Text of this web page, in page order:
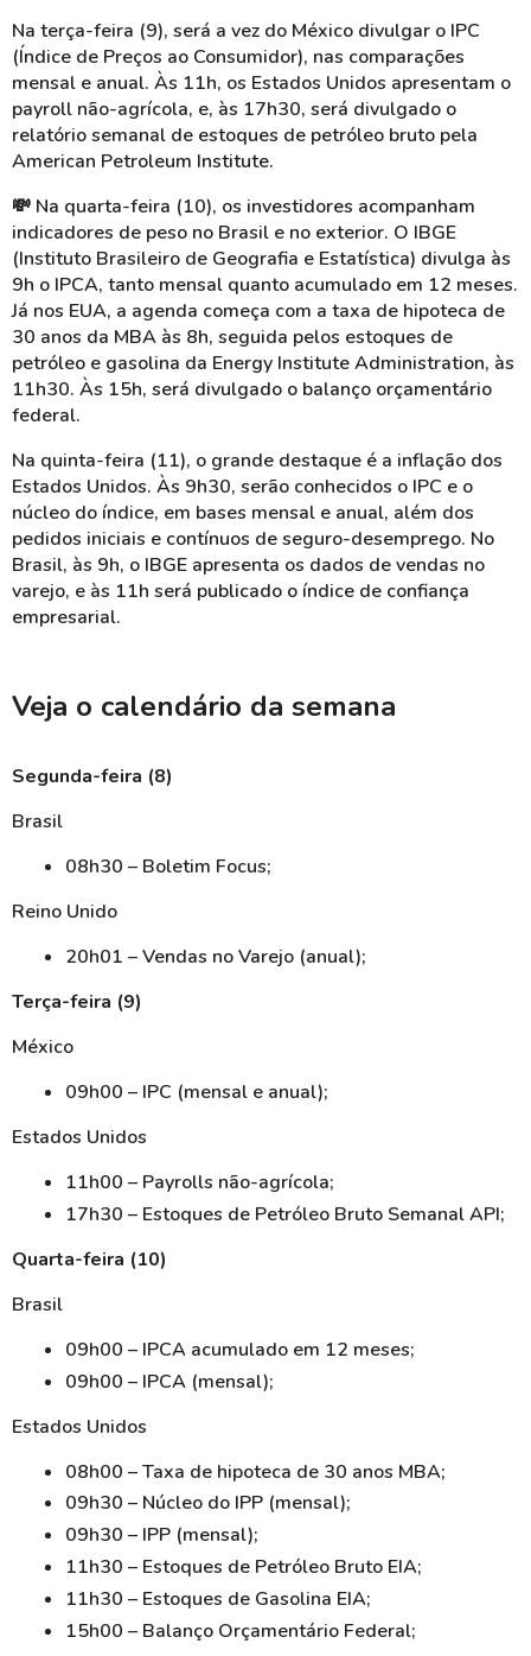
Na terça-feira (9), será a vez do México divulgar o IPC
(Índice de Preços ao Consumidor), nas comparações
mensal e anual. Às 11h, os Estados Unidos apresentam o
payroll não-agrícola, e, às 17h30, será divulgado o
relatório semanal de estoques de petróleo bruto pela
American Petroleum Institute.
💸 Na quarta-feira (10), os investidores acompanham
indicadores de peso no Brasil e no exterior. O IBGE
(Instituto Brasileiro de Geografia e Estatística) divulga às
9h o IPCA, tanto mensal quanto acumulado em 12 meses.
Já nos EUA, a agenda começa com a taxa de hipoteca de
30 anos da MBA às 8h, seguida pelos estoques de
petróleo e gasolina da Energy Institute Administration, às
11h30. Às 15h, será divulgado o balanço orçamentário
federal.
Na quinta-feira (11), o grande destaque é a inflação dos
Estados Unidos. Às 9h30, serão conhecidos o IPC e o
núcleo do índice, em bases mensal e anual, além dos
pedidos iniciais e contínuos de seguro-desemprego. No
Brasil, às 9h, o IBGE apresenta os dados de vendas no
varejo, e às 11h será publicado o índice de confiança
empresarial.
Veja o calendário da semana
Segunda-feira (8)
Brasil
08h30 – Boletim Focus;
Reino Unido
20h01 – Vendas no Varejo (anual);
Terça-feira (9)
México
09h00 – IPC (mensal e anual);
Estados Unidos
11h00 – Payrolls não-agrícola;
17h30 – Estoques de Petróleo Bruto Semanal API;
Quarta-feira (10)
Brasil
09h00 – IPCA acumulado em 12 meses;
09h00 – IPCA (mensal);
Estados Unidos
08h00 – Taxa de hipoteca de 30 anos MBA;
09h30 – Núcleo do IPP (mensal);
09h30 – IPP (mensal);
11h30 – Estoques de Petróleo Bruto EIA;
11h30 – Estoques de Gasolina EIA;
15h00 – Balanço Orçamentário Federal;